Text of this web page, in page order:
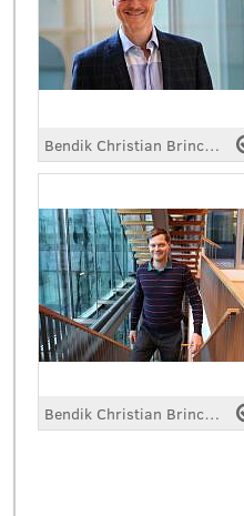
Bendik Christian Brinchmann
Bendik Christian Brinchmann